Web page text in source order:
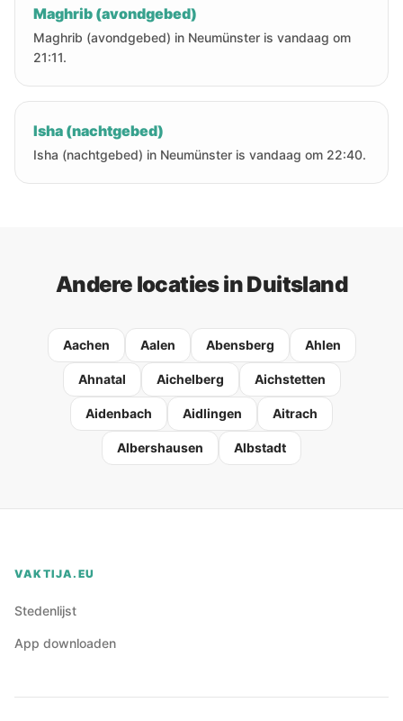
Maghrib (avondgebed)
Maghrib (avondgebed) in Neumünster is vandaag om
21:11.
Isha (nachtgebed)
Isha (nachtgebed) in Neumünster is vandaag om 22:40.
Andere locaties in Duitsland
Aachen Aalen Abensberg Ahlen
Ahnatal Aichelberg Aichstetten
Aidenbach Aidlingen Aitrach
Albershausen Albstadt
VAKTIJA.EU
Stedenlijst
App downloaden